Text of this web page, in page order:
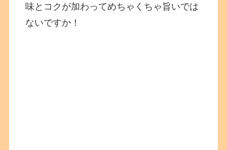
味とコクが加わってめちゃくちゃ旨いでは
ないですか！